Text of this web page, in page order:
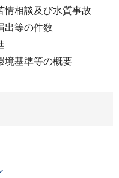
相談及び水質事故
出等の件数
基準等の概要